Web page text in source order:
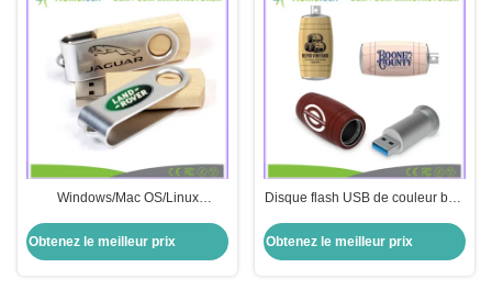
Windows/Mac OS/Linux
Unité flash USB avec le design
Obtenez le meilleur prix
Disque flash USB de couleur bois
vin avec interface USB 2.0/3.0
Obtenez le meilleur prix